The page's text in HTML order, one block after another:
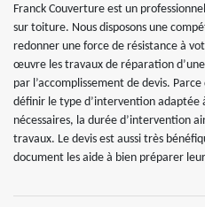
Franck Couverture est un
sur toiture. Nous disposons une
redonner une force de résistance à
œuvre les travaux de réparation
par l’accomplissement de devis.
définir le type d’intervention
nécessaires, la durée d’intervention
travaux. Le devis est aussi très
document les aide à bien préparer